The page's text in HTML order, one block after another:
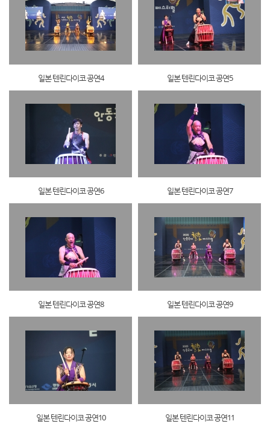
일본 텐린다이코 공연4 일본 텐린다이코 공연5
일본 텐린다이코 공연6 일본 텐린다이코 공연7
일본 텐린다이코 공연8 일본 텐린다이코 공연9
일본 텐린다이코 공연10 일본 텐린다이코 공연11